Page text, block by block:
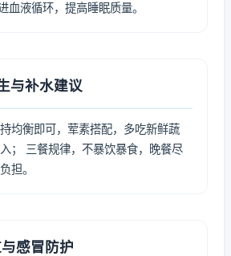
血液循环，提高睡眠质量。
与补水建议
均衡即可，荤素搭配，多吃新鲜蔬
； 三餐规律，不暴饮暴食，晚餐尽
担。
感冒防护